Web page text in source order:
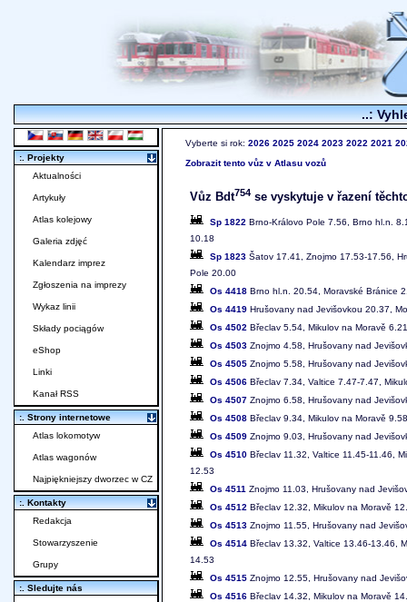
..:
Vyberte si rok: 2026 2025 2024 2023 2022 2021
Zobrazit tento vůz v Atlasu vozů
Vůz Bdt754 se vyskytuje v řazení
Sp 1822 Brno-Královo Pole 7.56, Brno hl.n.
10.18
Sp 1823 Šatov 17.41, Znojmo 17.53-17.56,
Pole 20.00
Os 4418 Brno hl.n. 20.54, Moravské Bránice
Os 4419 Hrušovany nad Jevišovkou 20.37,
Os 4502 Břeclav 5.54, Mikulov na Moravě
Os 4503 Znojmo 4.58, Hrušovany nad
Os 4505 Znojmo 5.58, Hrušovany nad
Os 4506 Břeclav 7.34, Valtice 7.47-7.47,
Os 4507 Znojmo 6.58, Hrušovany nad
Os 4508 Břeclav 9.34, Mikulov na Moravě
Os 4509 Znojmo 9.03, Hrušovany nad
Os 4510 Břeclav 11.32, Valtice 11.45-11.46,
12.53
Os 4511 Znojmo 11.03, Hrušovany nad
Os 4512 Břeclav 12.32, Mikulov na Moravě
Os 4513 Znojmo 11.55, Hrušovany nad
Os 4514 Břeclav 13.32, Valtice 13.46-13.46,
14.53
Os 4515 Znojmo 12.55, Hrušovany nad
Os 4516 Břeclav 14.32, Mikulov na Moravě
:. Projekty
Aktualności
Artykuły
Atlas kolejowy
Galeria zdjęć
Kalendarz imprez
Zgłoszenia na imprezy
Wykaz linii
Składy pociągów
eShop
Linki
Kanał RSS
:. Strony internetowe
Atlas lokomotyw
Atlas wagonów
Najpiękniejszy dworzec w CZ
:. Kontakty
Redakcja
Stowarzyszenie
Grupy
:. Sledujte nás